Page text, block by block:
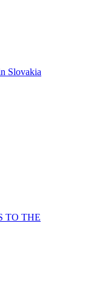
Slovakia
TO THE